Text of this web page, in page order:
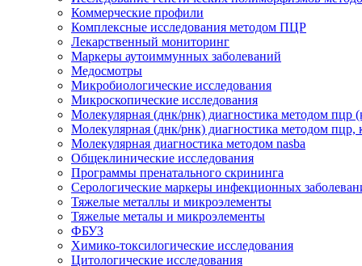
Коммерческие профили
Комплексные исследования методом ПЦР
Лекарственный мониторинг
Маркеры аутоиммунных заболеваний
Медосмотры
Микробиологические исследования
Микроскопические исследования
Молекулярная (днк/рнк) диагностика методом пцр
Молекулярная (днк/рнк) диагностика методом пцр,
Молекулярная диагностика методом nasba
Общеклинические исследования
Программы пренатального скрининга
Серологические маркеры инфекционных
Тяжелые металлы и микроэлементы
Тяжелые металы и микроэлементы
ФБУЗ
Химико-токсилогические исследования
Цитологические исследования